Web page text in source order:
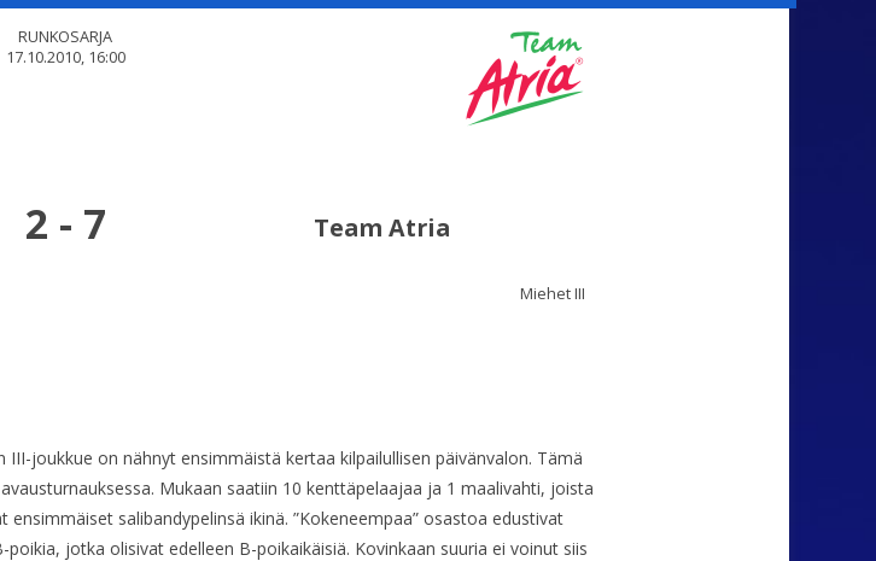
RUNKOSARJA
17.10.2010, 16:00
2 - 7 Team Atria
Miehet III
joukkue on nähnyt ensimmäistä kertaa kilpailullisen päivänvalon. Tämä
Mukaan saatiin 10 kenttäpelaajaa ja 1 maalivahti, joista
salibandypelinsä ikinä. ”Kokeneempaa” osastoa edustivat
jotka olisivat edelleen B-poikaikäisiä. Kovinkaan suuria ei voinut siis